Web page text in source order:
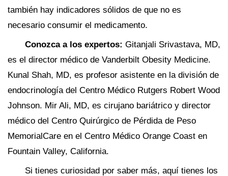
también hay indicadores sólidos de que no es
necesario consumir el medicamento.
Conozca a los expertos: Gitanjali Srivastava, MD,
es el director médico de Vanderbilt Obesity Medicine.
Kunal Shah, MD, es profesor asistente en la división de
endocrinología del Centro Médico Rutgers Robert Wood
Johnson. Mir Ali, MD, es cirujano bariátrico y director
médico del Centro Quirúrgico de Pérdida de Peso
MemorialCare en el Centro Médico Orange Coast en
Fountain Valley, California.
Si tienes curiosidad por saber más, aquí tienes los